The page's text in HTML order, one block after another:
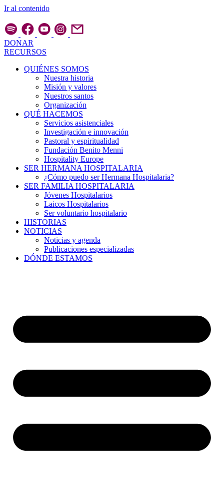
Ir al contenido
DONAR
RECURSOS
QUIÉNES SOMOS
Nuestra historia
Misión y valores
Nuestros santos
Organización
QUÉ HACEMOS
Servicios asistenciales
Investigación e innovación
Pastoral y espiritualidad
Fundación Benito Menni
Hospitality Europe
SER HERMANA HOSPITALARIA
¿Cómo puedo ser Hermana Hospitalaria?
SER FAMILIA HOSPITALARIA
Jóvenes Hospitalarios
Laicos Hospitalarios
Ser voluntario hospitalario
HISTORIAS
NOTICIAS
Noticias y agenda
Publicaciones especializadas
DÓNDE ESTAMOS